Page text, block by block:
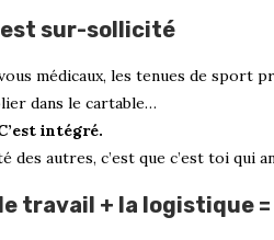
est sur-sollicité
médicaux, les tenues de sport
dans le cartable…
intégré.
des autres, c’est que c’est toi qui
travail + la logistique